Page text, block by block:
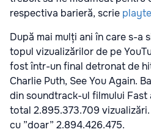
respectiva barieră, scrie
După mai mulți ani în care s-a
topul vizualizărilor de pe
fost într-un final detronat de
Charlie Puth, See You Again.
din soundtrack-ul filmului Fast
total 2.895.373.709
cu ”doar” 2.894.426.475.